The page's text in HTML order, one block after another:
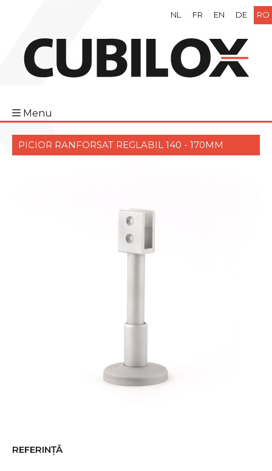
NL FR EN DE RO
Menu
PICIOR RANFORSAT REGLABIL 140 - 170MM
REFERINȚĂ